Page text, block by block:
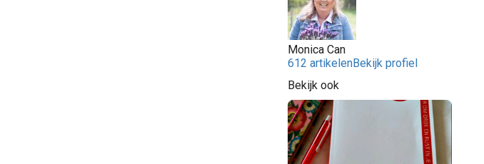
Monica Can
612 artikelenBekijk profiel
Bekijk ook